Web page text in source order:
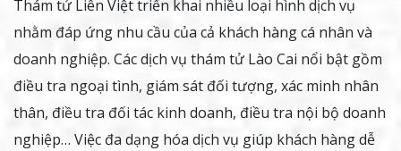
Thám tử Liên Việt triển khai nhiều loại hình dịch vụ
nhằm đáp ứng nhu cầu của cả khách hàng cá nhân và
doanh nghiệp. Các dịch vụ thám tử Lào Cai nổi bật gồm
điều tra ngoại tình, giám sát đối tượng, xác minh nhân
thân, điều tra đối tác kinh doanh, điều tra nội bộ doanh
nghiệp… Việc đa dạng hóa dịch vụ giúp khách hàng dễ